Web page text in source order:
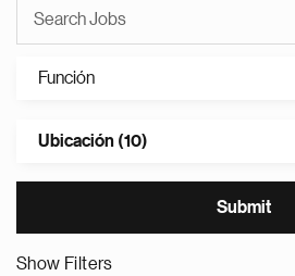
Función
Ubicación (10)
Show Filters